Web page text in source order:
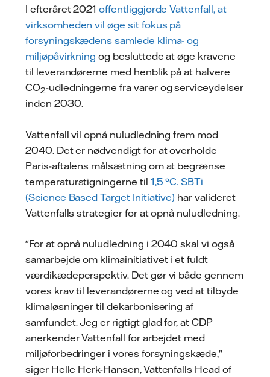
I efteråret 2021offentliggjorde Vattenfall, at
virksomheden vil øge sit fokus på
forsyningskædens samlede klima- og
miljøpåvirkning og besluttede at øge kravene
til leverandørerne med henblik på at halvere
CO2-udledningerne fra varer og serviceydelser
inden 2030.
Vattenfall vil opnå nuludledning frem mod
2040. Det er nødvendigt for at overholde
Paris-aftalens målsætning om at begrænse
temperaturstigningerne til 1,5 °C. SBTi
(Science Based Target Initiative) har valideret
Vattenfalls strategier for at opnå nuludledning.
"For at opnå nuludledning i 2040 skal vi også
samarbejde om klimainitiativet i et fuldt
værdikædeperspektiv. Det gør vi både gennem
vores krav til leverandørerne og ved at tilbyde
klimaløsninger til dekarbonisering af
samfundet. Jeg er rigtigt glad for, at CDP
anerkender Vattenfall for arbejdet med
miljøforbedringer i vores forsyningskæde,"
siger Helle Herk-Hansen, Vattenfalls Head of